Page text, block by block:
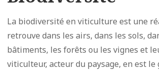
La biodiversité en viticulture est une
retrouve dans les airs, dans les sols,
bâtiments, les forêts ou les vignes et
viticulteur, acteur du paysage, en est le